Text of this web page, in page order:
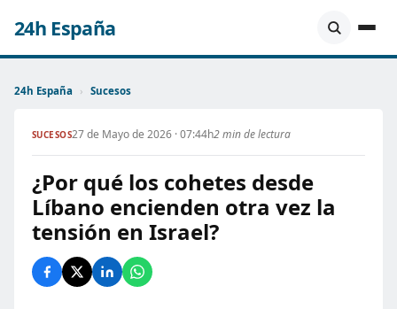
24h España
24h España › Sucesos
SUCESOS27 de Mayo de 2026 · 07:44h2 min de lectura
¿Por qué los cohetes desde
Líbano encienden otra vez la
tensión en Israel?